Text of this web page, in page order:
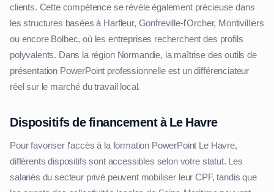
clients. Cette compétence se révèle également précieuse dans
les structures basées à Harfleur, Gonfreville-l'Orcher, Montivilliers
ou encore Bolbec, où les entreprises recherchent des profils
polyvalents. Dans la région Normandie, la maîtrise des outils de
présentation PowerPoint professionnelle est un différenciateur
réel sur le marché du travail local.
Dispositifs de financement à Le Havre
Pour favoriser l'accès à la formation PowerPoint Le Havre,
différents dispositifs sont accessibles selon votre statut. Les
salariés du secteur privé peuvent mobiliser leur CPF, tandis que